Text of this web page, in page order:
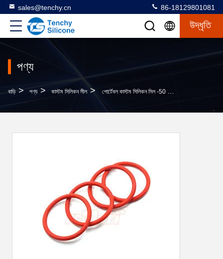
sales@tenchy.cn 86-18129801081
উদ্ধৃতি
পণ্য
বাড়ি > পণ্য > কাস্টম সিলিকন সীল > পোর্টেবল কাস্টম সিলিকন সিল -50 থেকে 200 ℃ তাপমাত্রা প্রেসার কুকারের জন্য